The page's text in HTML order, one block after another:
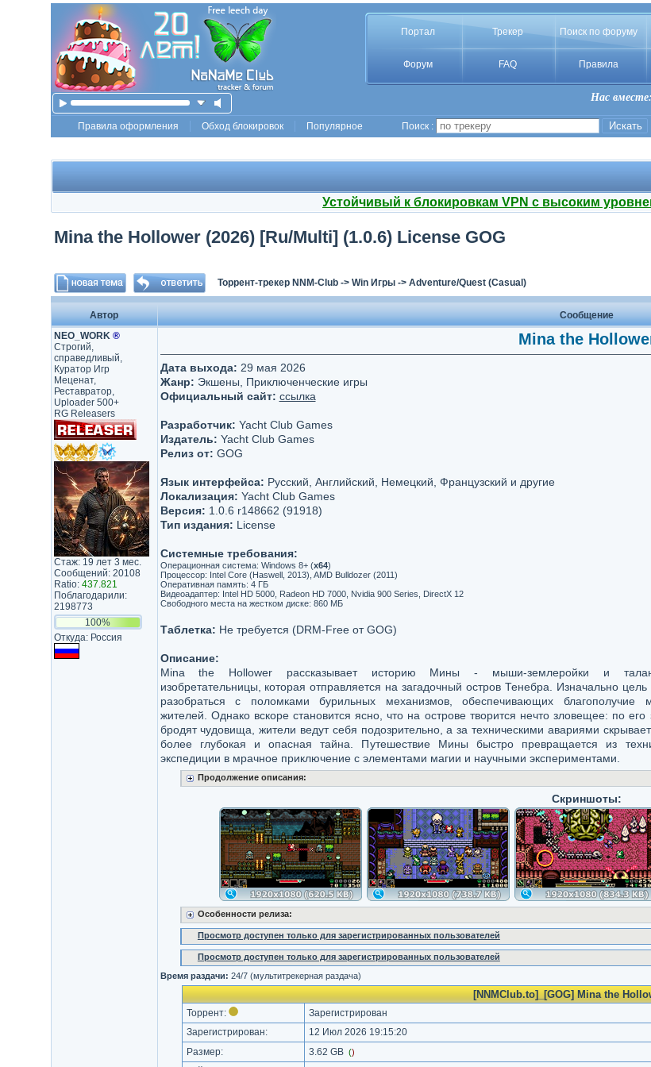
Портал Трекер Поиск по форуму
Форум FAQ Правила
Нас
Правила оформления Обход блокировок Популярное Поиск :
Устойчивый к блокировкам VPN с высоким
Mina the Hollower (2026) [Ru/Multi] (1.0.6) License GOG
Торрент-трекер NNM-Club-> Win Игры-> Adventure/Quest (Casual)
Автор
Сообщение
NEO_WORK ®
Строгий,
справедливый,
Куратор Игр
Меценат,
Реставратор,
Uploader 500+
RG Releasers
Стаж: 19 лет 3 мес.
Сообщений: 20108
Ratio: 437.821
Поблагодарили:
2198773
100%
Откуда: Россия
Mina the
Дата выхода: 29 мая 2026
Жанр: Экшены, Приключенческие игры
Официальный сайт: ссылка
Разработчик: Yacht Club Games
Издатель: Yacht Club Games
Релиз от: GOG
Язык интерфейса: Русский, Английский, Немецкий, Французский и другие
Локализация: Yacht Club Games
Версия: 1.0.6 r148662 (91918)
Тип издания: License
Системные требования:
Операционная система: Windows 8+ (х64)
Процессор: Intel Core (Haswell, 2013), AMD Bulldozer (2011)
Оперативная память: 4 ГБ
Видеоадаптер: Intel HD 5000, Radeon HD 7000, Nvidia 900 Series, DirectX 12
Свободного места на жестком диске: 860 МБ
Таблетка: Не требуется (DRM-Free от GOG)
Описание:
Mina the Hollower рассказывает историю Мины - мыши‑землеройки и
изобретательницы, которая отправляется на загадочный остров Тенебра. Изначально цель
разобраться с поломками бурильных механизмов, обеспечивающих благополучие
жителей. Однако вскоре становится ясно, что на острове творится нечто зловещее: по
бродят чудовища, жители ведут себя подозрительно, а за техническими авариями
более глубокая и опасная тайна. Путешествие Мины быстро превращается из
экспедиции в мрачное приключение с элементами магии и научными экспериментами.
Продолжение описания:
Скриншоты:
Особенности релиза:
Просмотр доступен только для зарегистрированных пользователей
Просмотр доступен только для зарегистрированных пользователей
Время раздачи: 24/7 (мультитрекерная раздача)
[NNMClub.to]_[GOG] Mina the
Торрент: Зарегистрирован
Зарегистрирован:
12 Июл 2026 19:15:20
Размер:
3.62 GB ()